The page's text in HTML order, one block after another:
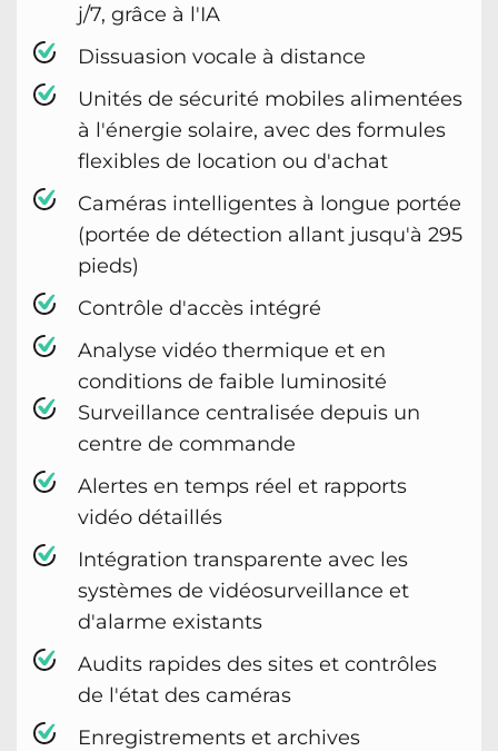
j/7, grâce à l'IA
Dissuasion vocale à distance
Unités de sécurité mobiles alimentées
à l'énergie solaire, avec des formules
flexibles de location ou d'achat
Caméras intelligentes à longue portée
(portée de détection allant jusqu'à 295
pieds)
Contrôle d'accès intégré
Analyse vidéo thermique et en
conditions de faible luminosité
Surveillance centralisée depuis un
centre de commande
Alertes en temps réel et rapports
vidéo détaillés
Intégration transparente avec les
systèmes de vidéosurveillance et
d'alarme existants
Audits rapides des sites et contrôles
de l'état des caméras
Enregistrements et archives